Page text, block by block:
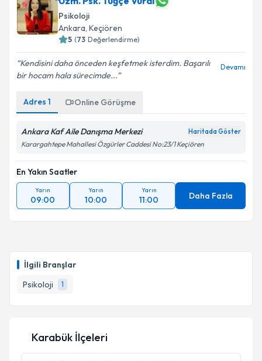
İlgili Branşlar
Psikoloji
1
Psikoloji
Ankara, Keçiören
5 (73 Değerlendirme)
Kendisini daha önceden keşfetmek isterdim. Başarılı
bir hocam hala sürecimde...
Devamı
Adres 1 Online Görüşme
Ankara Kaf Aile Danışma Merkezi Haritada Göster
Karargahtepe Mahallesi Özgürler Caddesi No:23/1 Keçiören
En Yakın Saatler
Yarın
09:00
Yarın
10:00
Yarın
11:00 Daha Fazla
Karabük İlçeleri